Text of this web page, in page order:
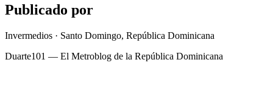
Publicado por
Invermedios · Santo Domingo, República Dominicana
Duarte101 — El Metroblog de la República Dominicana